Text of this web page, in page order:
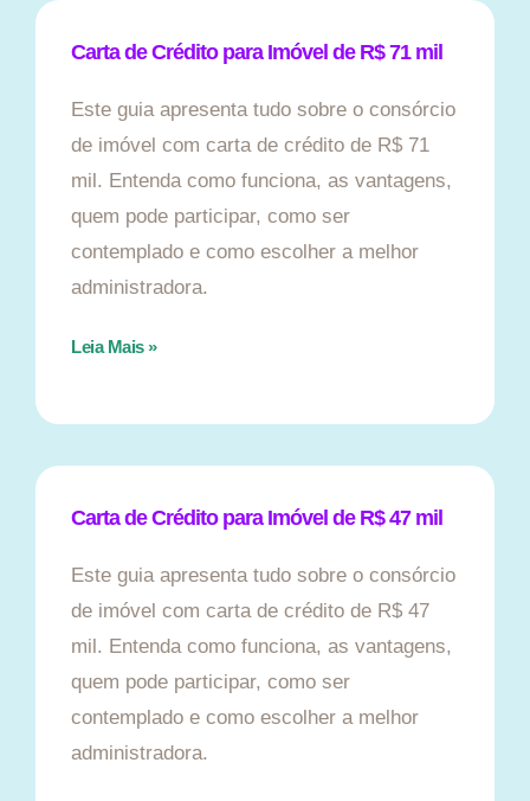
Carta de Crédito para Imóvel de R$ 71 mil
Este guia apresenta tudo sobre o consórcio
de imóvel com carta de crédito de R$ 71
mil. Entenda como funciona, as vantagens,
quem pode participar, como ser
contemplado e como escolher a melhor
administradora.
Leia Mais »
Carta de Crédito para Imóvel de R$ 47 mil
Este guia apresenta tudo sobre o consórcio
de imóvel com carta de crédito de R$ 47
mil. Entenda como funciona, as vantagens,
quem pode participar, como ser
contemplado e como escolher a melhor
administradora.